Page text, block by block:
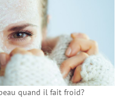
quand il fait froid?